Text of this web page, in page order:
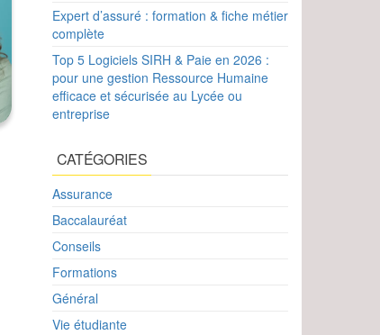
Expert d’assuré : formation & fiche métier
complète
Top 5 Logiciels SIRH & Paie en 2026 :
pour une gestion Ressource Humaine
efficace et sécurisée au Lycée ou
entreprise
CATÉGORIES
Assurance
Baccalauréat
Conseils
Formations
Général
Vie étudiante